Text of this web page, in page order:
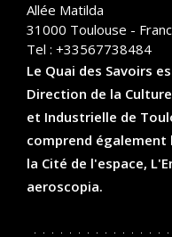
Allée Matilda
31000 Toulouse -
Tel : +33567738484
Le Quai des Savoirs
Direction de la
et Industrielle de
comprend également
la Cité de l'espace,
aeroscopia.